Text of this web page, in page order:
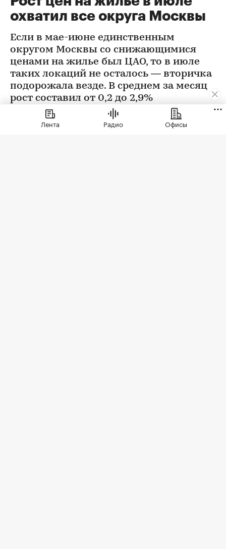
охватил все округа Москвы
Если в мае-июне единственным
округом Москвы со снижающимися
ценами на жилье был ЦАО, то в июле
таких локаций не осталось — вторичка
подорожала везде. В среднем за месяц
рост составил от 0,2 до 2,9%
Лента Радио Офисы